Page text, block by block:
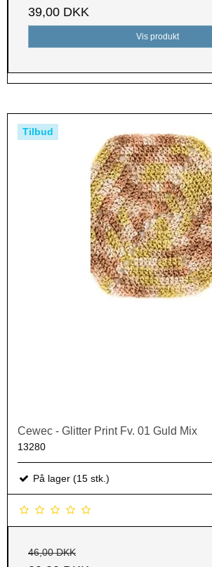
39,00 DKK
Vis produkt
Tilbud
Cewec - Glitter Print Fv. 01 Guld Mix
13280
På lager (15 stk.)
46,00 DKK